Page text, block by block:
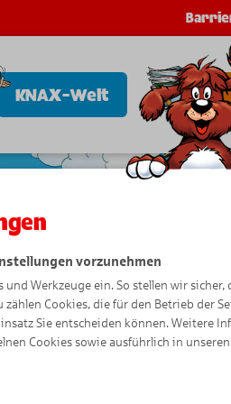
KNAX-Welt
vorzunehmen
und Werkzeuge ein. So stellen wir
Cookies, die für den Betrieb der
Sie entscheiden können. Weitere
Cookies sowie ausführlich in unseren